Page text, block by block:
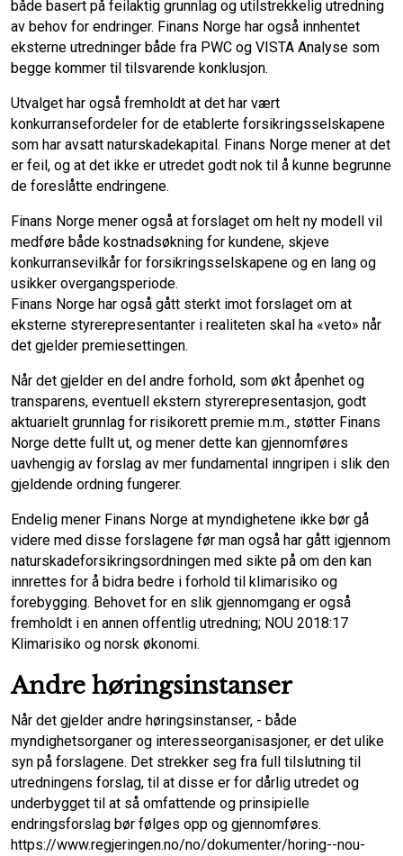
både basert på feilaktig grunnlag og utilstrekkelig utredning
av behov for endringer. Finans Norge har også innhentet
eksterne utredninger både fra PWC og VISTA Analyse som
begge kommer til tilsvarende konklusjon.
Utvalget har også fremholdt at det har vært
konkurransefordeler for de etablerte forsikringsselskapene
som har avsatt naturskadekapital. Finans Norge mener at det
er feil, og at det ikke er utredet godt nok til å kunne begrunne
de foreslåtte endringene.
Finans Norge mener også at forslaget om helt ny modell vil
medføre både kostnadsøkning for kundene, skjeve
konkurransevilkår for forsikringsselskapene og en lang og
usikker overgangsperiode.
Finans Norge har også gått sterkt imot forslaget om at
eksterne styrerepresentanter i realiteten skal ha «veto» når
det gjelder premiesettingen.
Når det gjelder en del andre forhold, som økt åpenhet og
transparens, eventuell ekstern styrerepresentasjon, godt
aktuarielt grunnlag for risikorett premie m.m., støtter Finans
Norge dette fullt ut, og mener dette kan gjennomføres
uavhengig av forslag av mer fundamental inngripen i slik den
gjeldende ordning fungerer.
Endelig mener Finans Norge at myndighetene ikke bør gå
videre med disse forslagene før man også har gått igjennom
naturskadeforsikringsordningen med sikte på om den kan
innrettes for å bidra bedre i forhold til klimarisiko og
forebygging. Behovet for en slik gjennomgang er også
fremholdt i en annen offentlig utredning; NOU 2018:17
Klimarisiko og norsk økonomi.
Andre høringsinstanser
Når det gjelder andre høringsinstanser, - både
myndighetsorganer og interesseorganisasjoner, er det ulike
syn på forslagene. Det strekker seg fra full tilslutning til
utredningens forslag, til at disse er for dårlig utredet og
underbygget til at så omfattende og prinsipielle
endringsforslag bør følges opp og gjennomføres.
https://www.regjeringen.no/no/dokumenter/horing--nou-